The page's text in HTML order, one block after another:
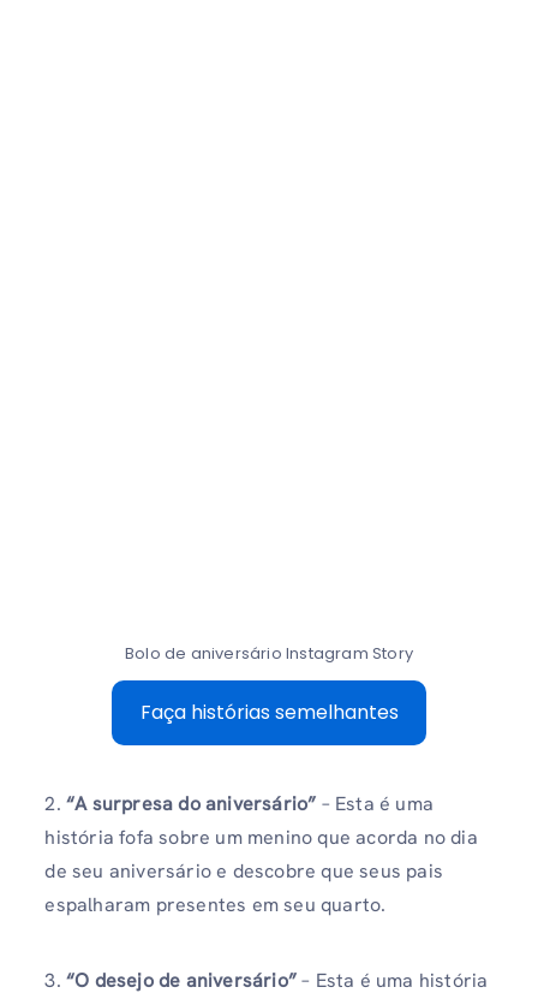
Bolo de aniversário Instagram Story
Faça histórias semelhantes
2. “A surpresa do aniversário” – Esta é uma
história fofa sobre um menino que acorda no dia
de seu aniversário e descobre que seus pais
espalharam presentes em seu quarto.
3. “O desejo de aniversário”– Esta é uma história